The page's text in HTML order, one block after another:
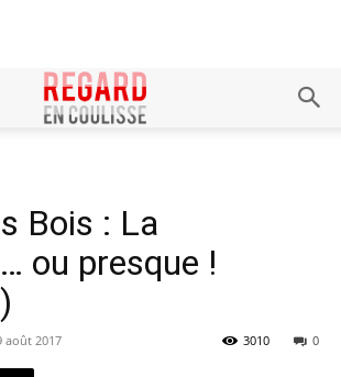
Bois : La
ou presque !
août 2017 0
3010